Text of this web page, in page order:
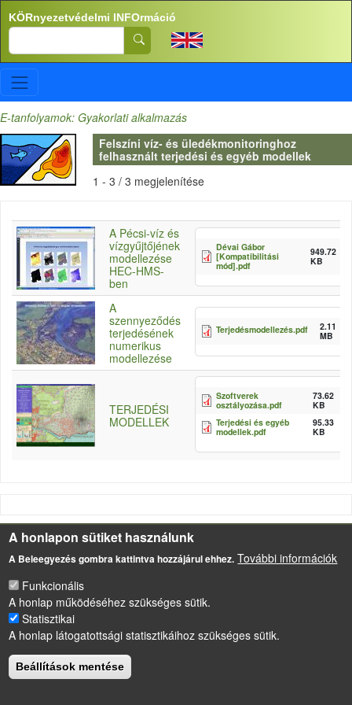
Ugrás a tartalomra
KÖRnyezetvédelmi INFOrmáció
Search
E-tanfolyamok: Gyakorlati alkalmazás
Felszíni víz- és üledékmonitoringhoz
felhasznált terjedési és egyéb modellek
1 - 3 / 3 megjelenítése
A Pécsi-víz és
vízgyűjtőjének
modellezése
HEC-HMS-
ben
Dévai Gábor
[Kompatibilitási
mód].pdf
949.72
KB
A
szennyeződés
terjedésének
numerikus
modellezése
Terjedésmodellezés.pdf
2.11
MB
TERJEDÉSI
MODELLEK
Szoftverek
osztályozása.pdf
73.62
KB
Terjedési és egyéb
modellek.pdf
95.33
KB
LÁBLÉC
Impresszum
Drupal alapú webhely
A honlapon sütiket használunk
A Beleegyezés gombra kattintva hozzájárul ehhez. További információk
Funkcionális
A honlap működéséhez szükséges sütik.
Statisztikai
A honlap látogatottsági statisztikáihoz szükséges sütik.
Beállítások mentése